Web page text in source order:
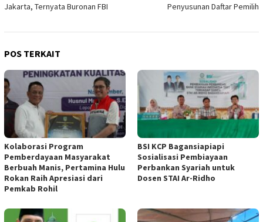
Jakarta, Ternyata Buronan FBI
Penyusunan Daftar Pemilih
POS TERKAIT
Kolaborasi Program
Pemberdayaan Masyarakat
Berbuah Manis, Pertamina Hulu
Rokan Raih Apresiasi dari
Pemkab Rohil
BSI KCP Bagansiapiapi
Sosialisasi Pembiayaan
Perbankan Syariah untuk
Dosen STAI Ar-Ridho